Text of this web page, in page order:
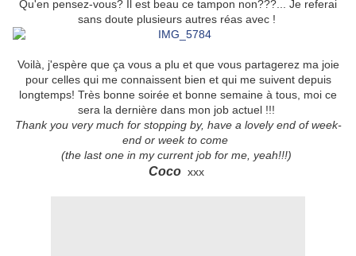
Qu'en pensez-vous? Il est beau ce tampon non???... Je referai
sans doute plusieurs autres réas avec !
Voilà, j'espère que ça vous a plu et que vous partagerez ma joie
pour celles qui me connaissent bien et qui me suivent depuis
longtemps! Très bonne soirée et bonne semaine à tous, moi ce
sera la dernière dans mon job actuel !!!
Thank you very much for stopping by, have a lovely end of week-
end or week to come
(the last one in my current job for me, yeah!!!)
Coco xxx